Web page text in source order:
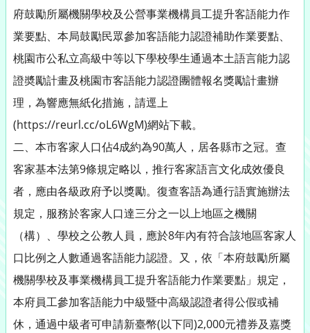
府鼓勵所屬機關學校及公營事業機構員工提升客語能力作
業要點、本局鼓勵民眾參加客語能力認證補助作業要點、
桃園市公私立高級中等以下學校學生通過本土語言能力認
證奬勵計畫及桃園市客語能力認證團體報名獎勵計畫辦
理，為響應無紙化措施，請逕上
(https://reurl.cc/oL6WgM)網站下載。
二、本市客家人口佔4成約為90萬人，居各縣市之冠。查
客家基本法第9條規定略以，推行客家語言文化成效優良
者，應由各級政府予以獎勵。復查客語為通行語實施辦法
規定，服務於客家人口達三分之一以上地區之機關
（構）、學校之公教人員，應於8年內有符合該地區客家人
口比例之人數通過客語能力認證。又，依「本府鼓勵所屬
機關學校及事業機構員工提升客語能力作業要點」規定，
本府員工參加客語能力中級暨中高級認證者得公假或補
休，通過中級者可申請新臺幣(以下同)2,000元禮券及嘉獎